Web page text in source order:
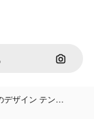
画像で
デザイン テン…